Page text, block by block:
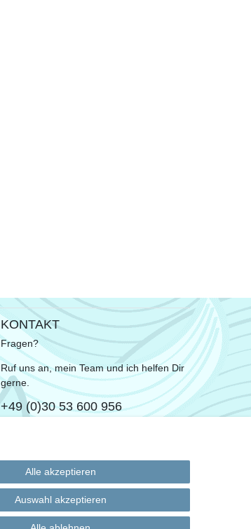
KONTAKT
Fragen?
Ruf uns an, mein Team und ich helfen Dir
gerne.
+49 (0)30 53 600 956
Schreib uns eine E-Mail
Alle akzeptieren
Auswahl akzeptieren